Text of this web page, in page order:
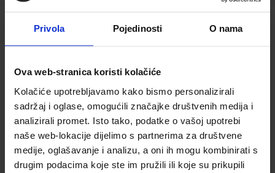
Privola Pojedinosti O nama
Ova web-stranica koristi kolačiće
Kolačiće upotrebljavamo kako bismo personalizirali
sadržaj i oglase, omogućili značajke društvenih medija i
analizirali promet. Isto tako, podatke o vašoj upotrebi
naše web-lokacije dijelimo s partnerima za društvene
medije, oglašavanje i analizu, a oni ih mogu kombinirati s
drugim podacima koje ste im pružili ili koje su prikupili
Iscriviti alla nostra
LA PREGHIAMO DI INSERIRE UN INDIRIZZO E-MAIL
PER FAVORE INSERISCI IL TUO TELEFONO